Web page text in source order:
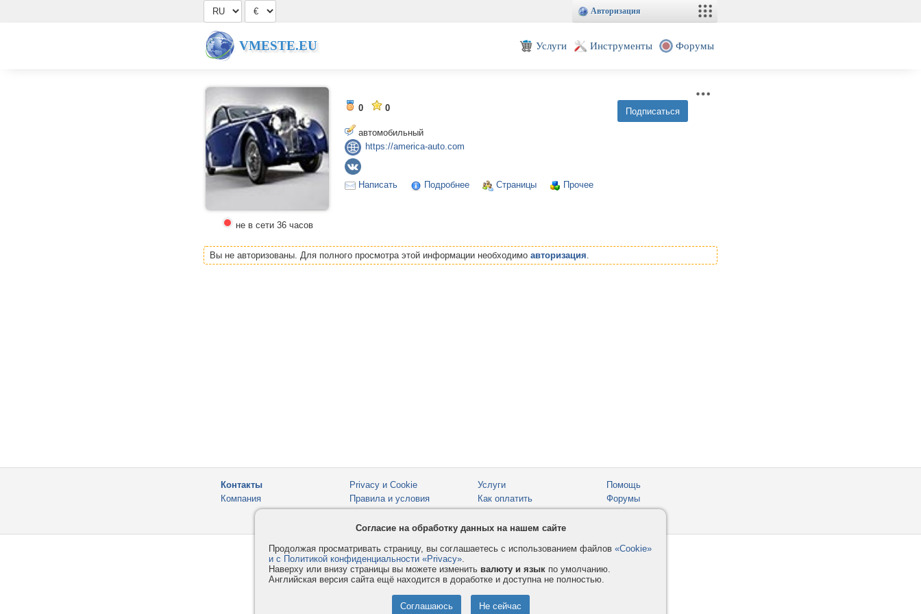
Авторизация
VMESTE.EU Услуги Инструменты Форумы
не в сети 36 часов
0 0
автомобильный
https://america-auto.com
Написать Подробнее Страницы Прочее
Вы не авторизованы. Для полного просмотра этой информации необходимо авторизация.
Контакты
Компания
Privacy и Cookie
Правила и условия
Услуги
Как оплатить
Помощь
Форумы
Согласие на обработку данных на нашем сайте
Продолжая просматривать страницу, вы соглашаетесь с использованием файлов «Cookie»
и с Политикой конфиденциальности «Privacy».
Наверху или внизу страницы вы можете изменить валюту и язык по умолчанию.
Английская версия сайта ещё находится в доработке и доступна не полностью.